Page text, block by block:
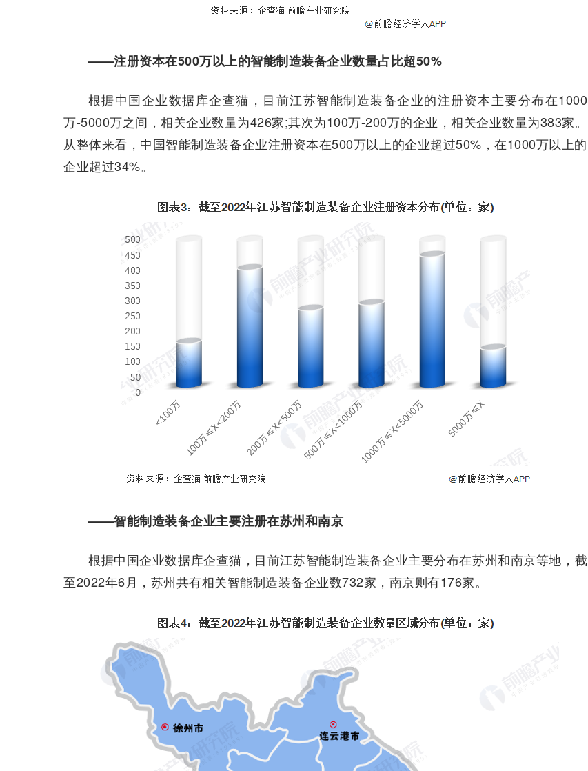
——注册资本在500万以上的智能制造装备企业数量占比超50%
根据中国企业数据库企查猫，目前江苏智能制造装备企业的注册资本主要分布在1000
万-5000万之间，相关企业数量为426家;其次为100万-200万的企业，相关企业数量为383家。
从整体来看，中国智能制造装备企业注册资本在500万以上的企业超过50%，在1000万以上的
企业超过34%。
——智能制造装备企业主要注册在苏州和南京
根据中国企业数据库企查猫，目前江苏智能制造装备企业主要分布在苏州和南京等地，截
至2022年6月，苏州共有相关智能制造装备企业数732家，南京则有176家。